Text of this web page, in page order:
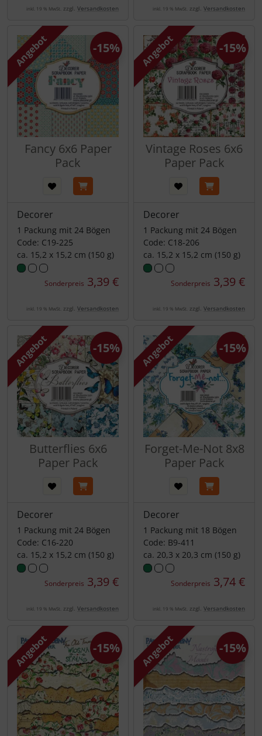
inkl. 19 % MwSt. zzgl. Versandkosten inkl. 19 % MwSt. zzgl. Versandkosten
Angebot
Fancy 6x6 Paper
Pack
Decorer
1 Packung mit 24 Bögen
Code: C19-225
ca. 15,2 x 15,2 cm (150 g)
Sonderpreis 3,39 €
-15%
inkl. 19 % MwSt. zzgl. Versandkosten
Angebot
Vintage Roses 6x6
Paper Pack
Decorer
1 Packung mit 24 Bögen
Code: C18-206
ca. 15,2 x 15,2 cm (150 g)
Sonderpreis 3,39 €
-15%
inkl. 19 % MwSt. zzgl. Versandkosten
Angebot
Butterflies 6x6
Paper Pack
Decorer
1 Packung mit 24 Bögen
Code: C16-220
ca. 15,2 x 15,2 cm (150 g)
Sonderpreis 3,39 €
-15%
inkl. 19 % MwSt. zzgl. Versandkosten
Angebot
Forget-Me-Not 8x8
Paper Pack
Decorer
1 Packung mit 18 Bögen
Code: B9-411
ca. 20,3 x 20,3 cm (150 g)
Sonderpreis 3,74 €
-15%
inkl. 19 % MwSt. zzgl. Versandkosten
Angebot -15% Angebot -15%